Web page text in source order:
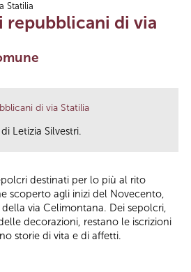
Statilia
repubblicani di via
di via Statilia
Letizia Silvestri.
destinati per lo più al rito
scoperto agli inizi del Novecento,
via Celimontana. Dei sepolcri,
decorazioni, restano le iscrizioni
storie di vita e di affetti.